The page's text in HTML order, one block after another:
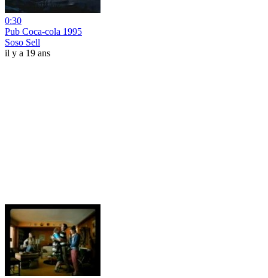
0:30
Pub Coca-cola 1995
Soso Sell
il y a 19 ans